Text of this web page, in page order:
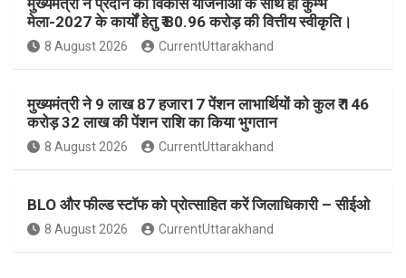
e
b
o
k
t
a
g
a
t
e
r
s
t
t
e
T
u
मुख्यमंत्री ने प्रदान की विकास योजनाओं के साथ ही कुम्भ
मेला-2027 के कार्यों हेतु ₹ 80.96 करोड़ की वित्तीय स्वीकृति।
8 August 2026 CurrentUttarakhand
मुख्यमंत्री ने 9 लाख 87 हजार17 पेंशन लाभार्थियों को कुल ₹ 146
करोड़ 32 लाख की पेंशन राशि का किया भुगतान
8 August 2026 CurrentUttarakhand
BLO और फील्ड स्टॉफ को प्रोत्साहित करें जिलाधिकारी – सीईओ
8 August 2026 CurrentUttarakhand